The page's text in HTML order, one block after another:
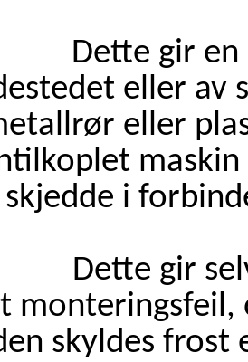
gir en
eller av
eller
maskin
skjedde i
gir selve
monteringsfeil,
skyldes frost